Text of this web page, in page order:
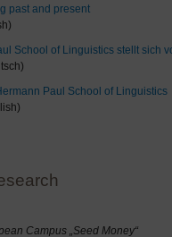
past and present
School of Linguistics stellt sich
Paul School of Linguistics
Campus „Seed Money“